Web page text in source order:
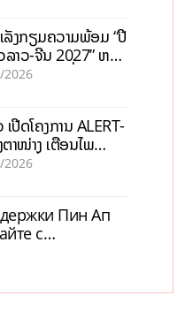
ລັ່ງກຽມຄວາມພ້ອມ “ປີ
າວ-ຈີນ 2027” ຫວັງ
ະກິດທ້ອງຖິ່ນ
2026
ປີດໂຄງການ ALERT-
ຕາໜ່າງ ເຕືອນໄພ
າດທົ່ວປະເທດ
2026
Пин Ап
с